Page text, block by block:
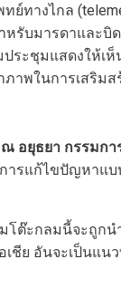
ย์ทางไกล
หรับมารดาและ
ประชุมแสดงให้เ
าพในการเสริม
ยุธยา กรรมกา
ารแก้ไขปัญหาแ
ต๊ะกลมนี้จะถูกน
ชีย อันจะเป็นแ